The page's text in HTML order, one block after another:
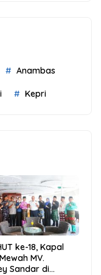
Anambas
Kepri
ke-18, Kapal
MV.
Sandar di